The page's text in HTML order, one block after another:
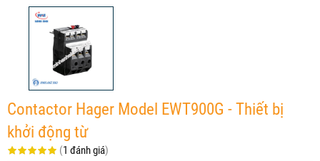
Contactor Hager Model EWT900G - Thiết bị
khởi động từ
(1 đánh giá)